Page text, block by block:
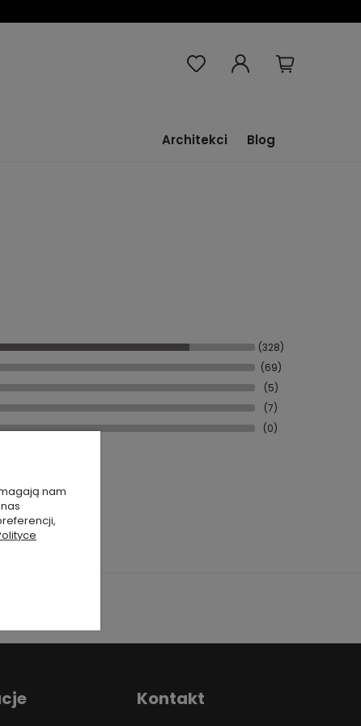
Blog
Architekci
(328)
(69)
(5)
(7)
(0)
Kontakt
nam